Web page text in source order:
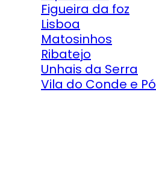
Figueira da foz
Lisboa
Matosinhos
Ribatejo
Unhais da Serra
Vila do Conde e